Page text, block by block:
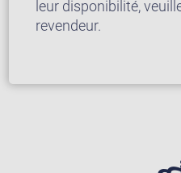
leur disponibilité,
revendeur.